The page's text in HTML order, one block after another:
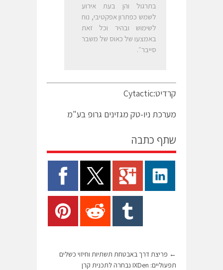
בתרגול והן בעת אירוע
לשמש כפתרון אפקטיבי, נוח
לשימוש ובהיר וכל זאת
באמצעו של כאוס של משבר
סייבר״.
קרדיט:Cytactic
מערכת ניו-טק מגזינים גרופ בע"מ
שתף כתבה
← פריצת דרך באבטחת תשתיות וחיזוי כשלים
תפעוליים: IXDen נבחרה לתכנית קרן